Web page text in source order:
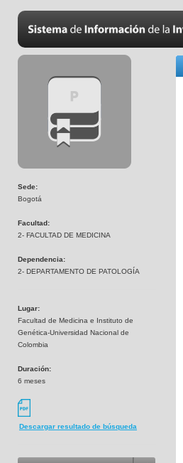
Sede:
Bogotá
Facultad:
2- FACULTAD DE MEDICINA
Dependencia:
2- DEPARTAMENTO DE PATOLOGÍA
Lugar:
Facultad de Medicina e Instituto de
Genética-Universidad Nacional de
Colombia
Duración:
6 meses
Descargar resultado de búsqueda